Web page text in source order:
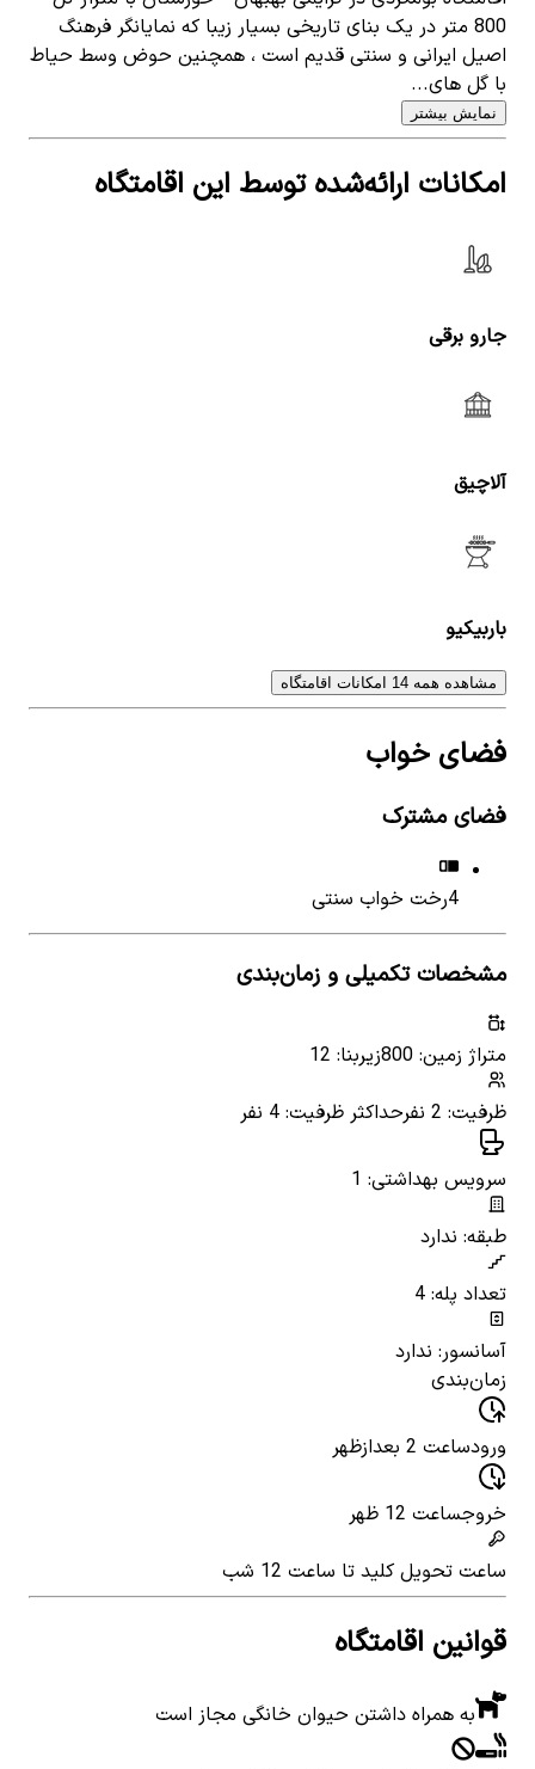
800 متر در یک بنای تاریخی بسیار زیبا که نمایانگر فرهنگ
اصیل ایرانی و سنتی قدیم است ، همچنین حوض وسط حیاط
با گل های...
نمایش بیشتر
امکانات ارائه‌شده توسط این اقامتگاه
جارو برقی
آلاچیق
باربیکیو
مشاهده همه 14 امکانات اقامتگاه
فضای خواب
فضای مشترک
4رخت خواب سنتی
مشخصات تکمیلی و زمان‌بندی
متراژ زمین: 800
زیربنا: 12
ظرفیت: 2 نفر
حداکثر ظرفیت: 4 نفر
سرویس بهداشتی: 1
طبقه: ندارد
تعداد پله: 4
آسانسور: ندارد
زمان‌بندی
ورودساعت 2 بعدازظهر
خروجساعت 12 ظهر
ساعت تحویل کلید تا ساعت 12 شب
قوانین اقامتگاه
به همراه داشتن حیوان خانگی مجاز است